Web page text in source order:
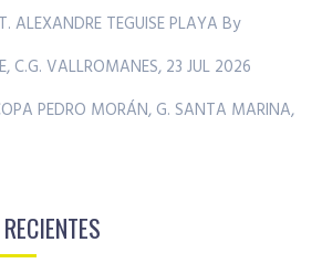
ALEXANDRE TEGUISE PLAYA By
C.G. VALLROMANES, 23 JUL 2026
PEDRO MORÁN, G. SANTA MARINA,